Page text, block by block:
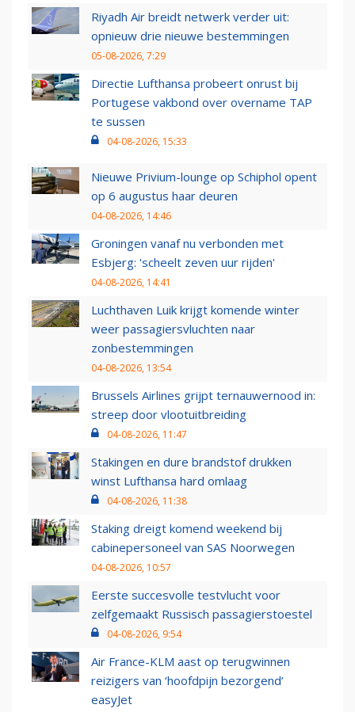
Riyadh Air breidt netwerk verder uit:
opnieuw drie nieuwe bestemmingen
05-08-2026, 7:29
Directie Lufthansa probeert onrust bij
Portugese vakbond over overname TAP
te sussen
04-08-2026, 15:33
Nieuwe Privium-lounge op Schiphol opent
op 6 augustus haar deuren
04-08-2026, 14:46
Groningen vanaf nu verbonden met
Esbjerg: 'scheelt zeven uur rijden'
04-08-2026, 14:41
Luchthaven Luik krijgt komende winter
weer passagiersvluchten naar
zonbestemmingen
04-08-2026, 13:54
Brussels Airlines grijpt ternauwernood in:
streep door vlootuitbreiding
04-08-2026, 11:47
Stakingen en dure brandstof drukken
winst Lufthansa hard omlaag
04-08-2026, 11:38
Staking dreigt komend weekend bij
cabinepersoneel van SAS Noorwegen
04-08-2026, 10:57
Eerste succesvolle testvlucht voor
zelfgemaakt Russisch passagierstoestel
04-08-2026, 9:54
Air France-KLM aast op terugwinnen
reizigers van ‘hoofdpijn bezorgend’
easyJet